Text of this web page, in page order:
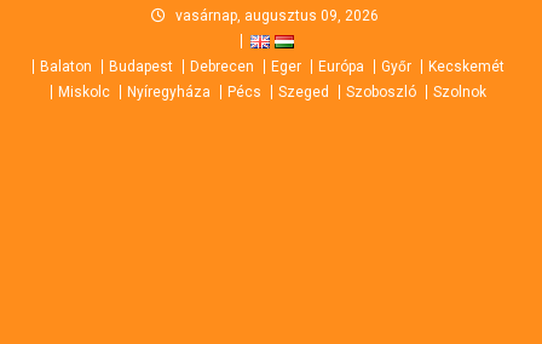
content
vasárnap, augusztus 09, 2026
Balaton Budapest Debrecen Eger Európa Győr
Kecskemét
Miskolc
Nyíregyháza Pécs Szeged Szoboszló Szolnok